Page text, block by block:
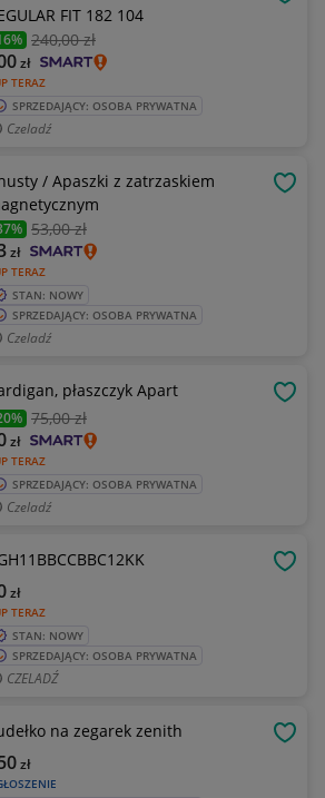
FIT 182 104
240,00 zł
TERAZ
zł
SPRZEDAJĄCY: OSOBA PRYWATNA
Czeladź
/ Apaszki z zatrzaskiem
53,00 zł
TERAZ
zł
STAN: NOWY
SPRZEDAJĄCY: OSOBA PRYWATNA
Czeladź
płaszczyk Apart
75,00 zł
TERAZ
zł
SPRZEDAJĄCY: OSOBA PRYWATNA
Czeladź
TERAZ
zł
STAN: NOWY
SPRZEDAJĄCY: OSOBA PRYWATNA
CZELADŹ
na zegarek zenith
zł